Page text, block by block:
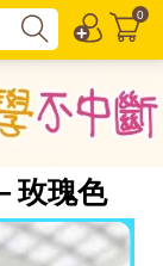
0
玫瑰色